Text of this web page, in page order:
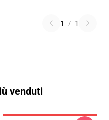
1 / 1
venduti